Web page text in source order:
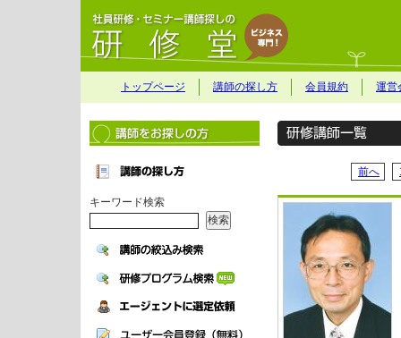
トップページ 講師の探し方 会員規約 運営
キーワード検索
前へ